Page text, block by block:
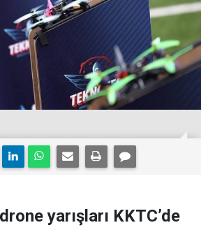
yarışları KKTC’de